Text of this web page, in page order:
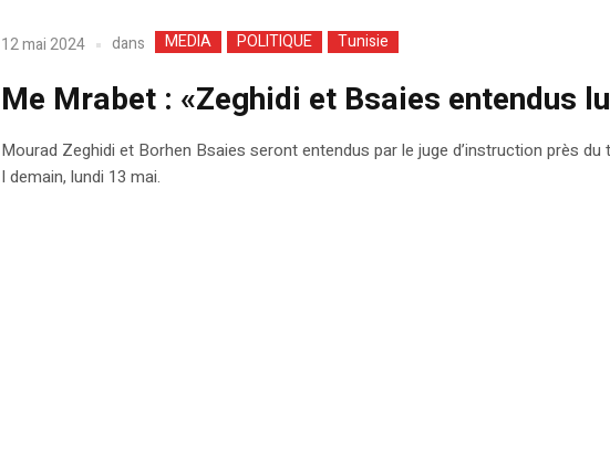
12 mai 2024 dans MEDIA POLITIQUE Tunisie
Me Mrabet : «Zeghidi et Bsaies entendus
Mourad Zeghidi et Borhen Bsaies seront entendus par le juge d’instruction près
I demain, lundi 13 mai.